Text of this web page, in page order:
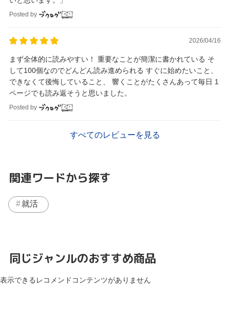
Posted by
2026/04/16
まず全体的に読みやすい！ 重要なことが簡潔に書かれている そ
して100個なのでどんどん読み進められる すぐに始めたいこと、
できなくて後悔していること、 響くことがたくさんあって毎日 1
ページでも読み返そうと思いました。
Posted by
すべてのレビューを見る
関連ワードから探す
就活
同じジャンルのおすすめ商品
表示できるレコメンドコンテンツがありません